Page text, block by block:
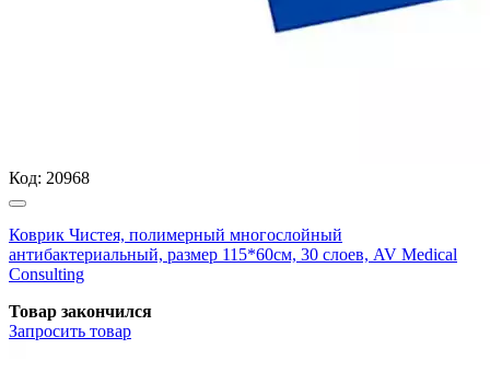
Код: 20968
Коврик Чистея, полимерный многослойный
антибактериальный, размер 115*60см, 30 слоев, AV Medical
Consulting
Товар закончился
Запросить товар